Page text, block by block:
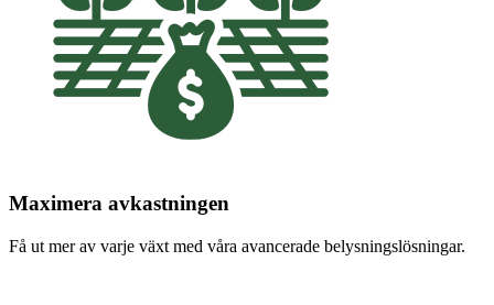
Maximera avkastningen
Få ut mer av varje växt med våra avancerade belysningslösningar.